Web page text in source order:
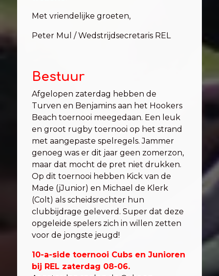
Met vriendelijke groeten,
Peter Mul / Wedstrijdsecretaris REL
Bestuur
Afgelopen zaterdag hebben de
Turven en Benjamins aan het Hookers
Beach toernooi meegedaan. Een leuk
en groot rugby toernooi op het strand
met aangepaste spelregels. Jammer
genoeg was er dit jaar geen zomerzon,
maar dat mocht de pret niet drukken.
Op dit toernooi hebben Kick van de
Made (jJunior) en Michael de Klerk
(Colt) als scheidsrechter hun
clubbijdrage geleverd. Super dat deze
opgeleide spelers zich in willen zetten
voor de jongste jeugd!
10-a-side toernooi Cubs en Junioren
bij REL zaterdag 08-06.